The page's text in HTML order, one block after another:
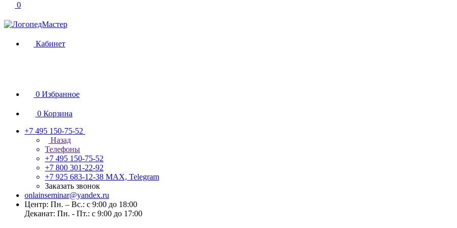
0
Кабинет
0 Избранное
0 Корзина
+7 495 150-75-52
Назад
Телефоны
+7 495 150-75-52
+7 800 301-22-92
+7 925 683-12-38 MAX, Telegram
Заказать звонок
onlainseminar@yandex.ru
Центр: Пн. – Вс.: с 9:00 до 18:00
Деканат: Пн. - Пт.: с 9:00 до 17:00